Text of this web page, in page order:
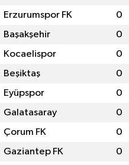
Erzurumspor FK 0
Başakşehir 0
Kocaelispor 0
Beşiktaş 0
Eyüpspor 0
Galatasaray 0
Çorum FK 0
Gaziantep FK 0